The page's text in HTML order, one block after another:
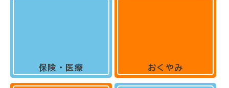
保険・医療 おくやみ